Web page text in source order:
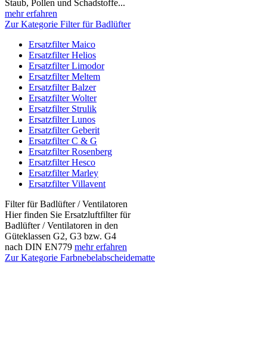
Staub, Pollen und Schadstoffe...
mehr erfahren
Zur Kategorie Filter für Badlüfter
Ersatzfilter Maico
Ersatzfilter Helios
Ersatzfilter Limodor
Ersatzfilter Meltem
Ersatzfilter Balzer
Ersatzfilter Wolter
Ersatzfilter Strulik
Ersatzfilter Lunos
Ersatzfilter Geberit
Ersatzfilter C & G
Ersatzfilter Rosenberg
Ersatzfilter Hesco
Ersatzfilter Marley
Ersatzfilter Villavent
Filter für Badlüfter / Ventilatoren
Hier finden Sie Ersatzluftfilter für
Badlüfter / Ventilatoren in den
Güteklassen G2, G3 bzw. G4
nach DIN EN779 mehr erfahren
Zur Kategorie Farbnebelabscheidematte